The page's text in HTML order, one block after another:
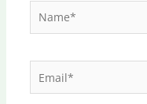
Name*
Email*